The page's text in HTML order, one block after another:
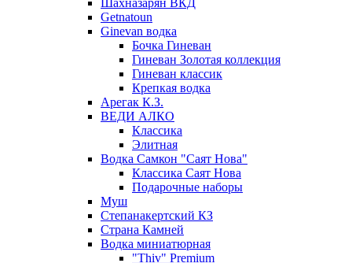
Шахназарян ВКД
Getnatoun
Ginevan водка
Бочка Гиневан
Гиневан Золотая коллекция
Гиневан классик
Крепкая водка
Арегак К.З.
ВЕДИ АЛКО
Классика
Элитная
Водка Самкон "Саят Нова"
Классика Саят Нова
Подарочные наборы
Муш
Степанакертский КЗ
Страна Камней
Водка миниатюрная
"Thiv" Premium